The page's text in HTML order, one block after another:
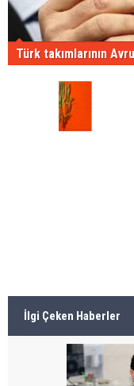
Türk takımlarının
İlgi Çeken Haberler